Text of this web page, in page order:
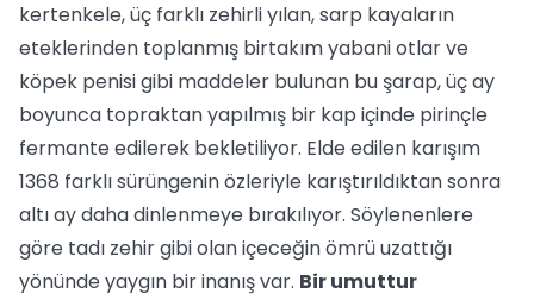
kertenkele, üç farklı zehirli yılan, sarp kayaların
eteklerinden toplanmış birtakım yabani otlar ve
köpek penisi gibi maddeler bulunan bu şarap, üç ay
boyunca topraktan yapılmış bir kap içinde pirinçle
fermante edilerek bekletiliyor. Elde edilen karışım
1368 farklı sürüngenin özleriyle karıştırıldıktan sonra
altı ay daha dinlenmeye bırakılıyor. Söylenenlere
göre tadı zehir gibi olan içeceğin ömrü uzattığı
yönünde yaygın bir inanış var. Bir umuttur